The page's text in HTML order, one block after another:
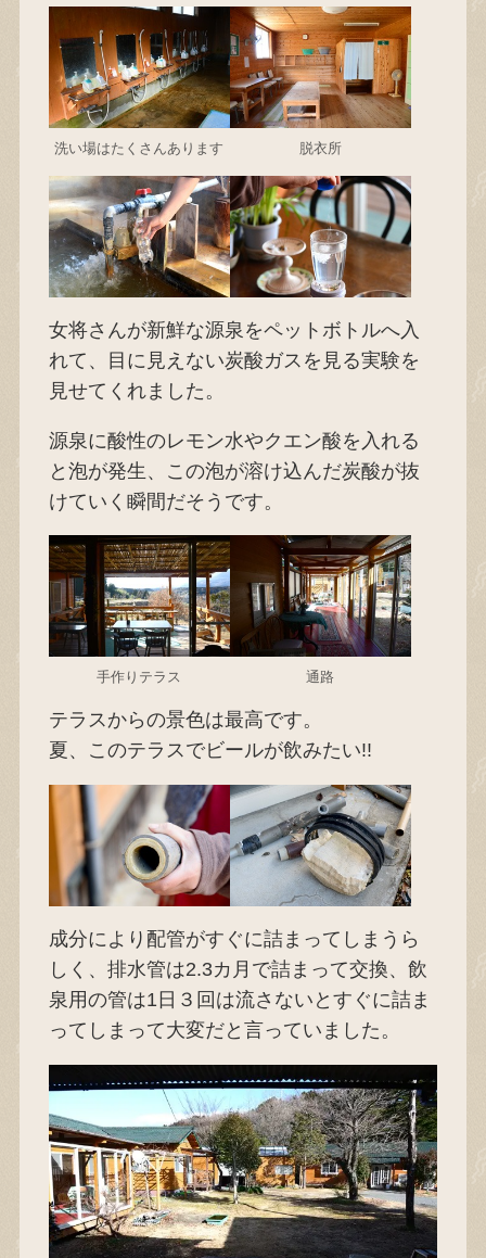
洗い場はたくさんあります 脱衣所
女将さんが新鮮な源泉をペットボトルへ入
れて、目に見えない炭酸ガスを見る実験を
見せてくれました。
源泉に酸性のレモン水やクエン酸を入れる
と泡が発生、この泡が溶け込んだ炭酸が抜
けていく瞬間だそうです。
手作りテラス 通路
テラスからの景色は最高です。
夏、このテラスでビールが飲みたい!!
成分により配管がすぐに詰まってしまうら
しく、排水管は2.3カ月で詰まって交換、飲
泉用の管は1日３回は流さないとすぐに詰ま
ってしまって大変だと言っていました。